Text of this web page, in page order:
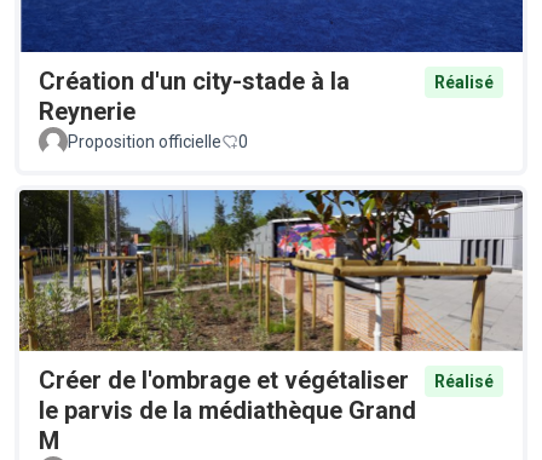
Création d'un city-stade à la
Reynerie
Réalisé
Proposition officielle 0
Créer de l'ombrage et végétaliser
le parvis de la médiathèque Grand
M
Réalisé